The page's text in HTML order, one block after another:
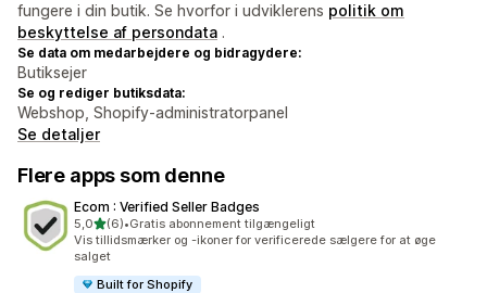
fungere i din butik. Se hvorfor i udviklerens politik om
beskyttelse af persondata .
Se data om medarbejdere og bidragydere:
Butiksejer
Se og rediger butiksdata:
Webshop, Shopify-administratorpanel
Se detaljer
Flere apps som denne
Ecom : Verified Seller Badges
5,0ud af 5 stjerner
(6)
6 anmeldelser i alt
•Gratis abonnement tilgængeligt
Vis tillidsmærker og -ikoner for verificerede sælgere for at øge
salget
Built for Shopify